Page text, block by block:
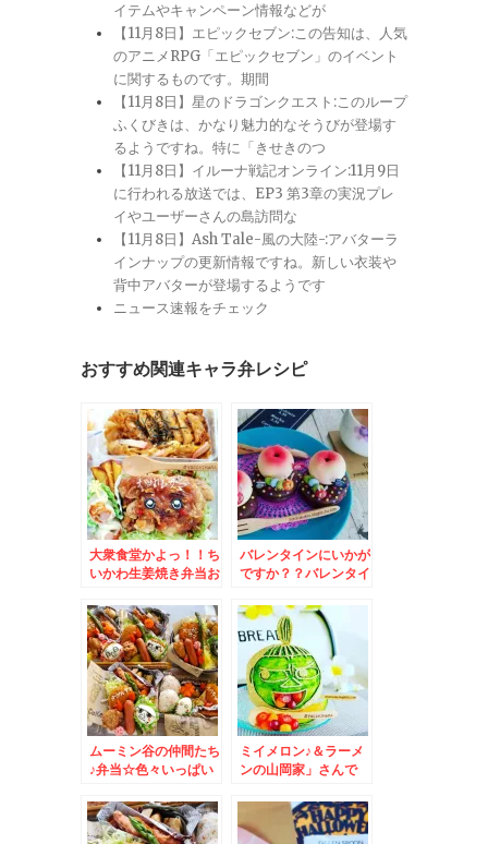
イテムやキャンペーン情報などが
【11月8日】エピックセブン:この告知は、人気
のアニメRPG「エピックセブン」のイベント
に関するものです。期間
【11月8日】星のドラゴンクエスト:このループ
ふくびきは、かなり魅力的なそうびが登場す
るようですね。特に「きせきのつ
【11月8日】イルーナ戦記オンライン:11月9日
に行われる放送では、EP3 第3章の実況プレ
イやユーザーさんの島訪問な
【11月8日】Ash Tale-風の大陸-:アバターラ
インナップの更新情報ですね。新しい衣装や
背中アバターが登場するようです
ニュース速報をチェック
おすすめ関連キャラ弁レシピ
大衆食堂かよっ！！ち
いかわ生姜焼き弁当お
「佐藤水産大通公園前
店」さんの私の買うい
つもの絶品(*´艸`*)
バレンタインにいかが
ですか？？バレンタイ
ムーミン谷の仲間たち
♪弁当☆色々いっぱい
ミイメロン♪＆ラーメ
ンの山岡家」さんで
つ」(*´艸`*)うまっ